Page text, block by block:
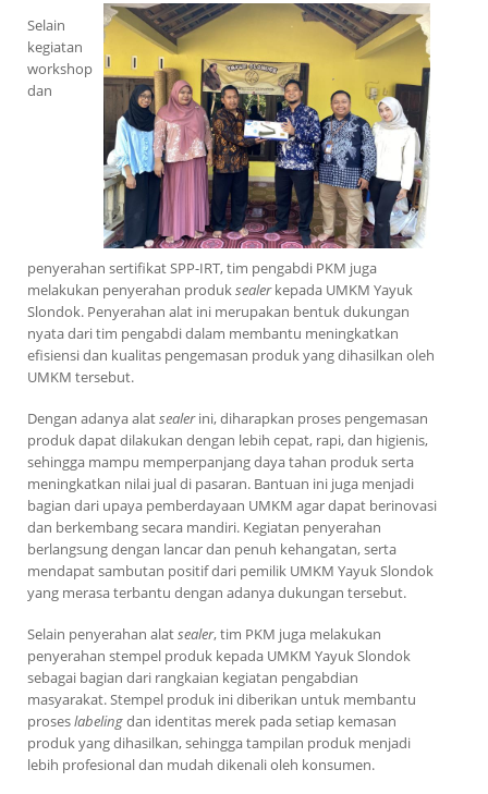
Selain
kegiatan
workshop
dan
penyerahan sertifikat SPP-IRT, tim pengabdi PKM juga
melakukan penyerahan produksealerkepada UMKM Yayuk
Slondok. Penyerahan alat ini merupakan bentuk dukungan
nyata dari tim pengabdi dalam membantu meningkatkan
efisiensi dan kualitas pengemasan produk yang dihasilkan oleh
UMKM tersebut.
Dengan adanya alatsealerini, diharapkan proses pengemasan
produk dapat dilakukan dengan lebih cepat, rapi, dan higienis,
sehingga mampu memperpanjang daya tahan produk serta
meningkatkan nilai jual di pasaran. Bantuan ini juga menjadi
bagian dari upaya pemberdayaan UMKM agar dapat berinovasi
dan berkembang secara mandiri. Kegiatan penyerahan
berlangsung dengan lancar dan penuh kehangatan, serta
mendapat sambutan positif dari pemilik UMKM Yayuk Slondok
yang merasa terbantu dengan adanya dukungan tersebut.
Selain penyerahan alatsealer, tim PKM juga melakukan
penyerahan stempel produk kepada UMKM Yayuk Slondok
sebagai bagian dari rangkaian kegiatan pengabdian
masyarakat. Stempel produk ini diberikan untuk membantu
proseslabelingdan identitas merek pada setiap kemasan
produk yang dihasilkan, sehingga tampilan produk menjadi
lebih profesional dan mudah dikenali oleh konsumen.